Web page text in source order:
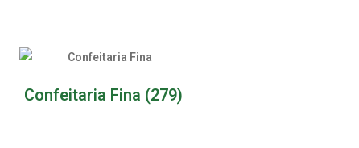
Confeitaria Fina (279)